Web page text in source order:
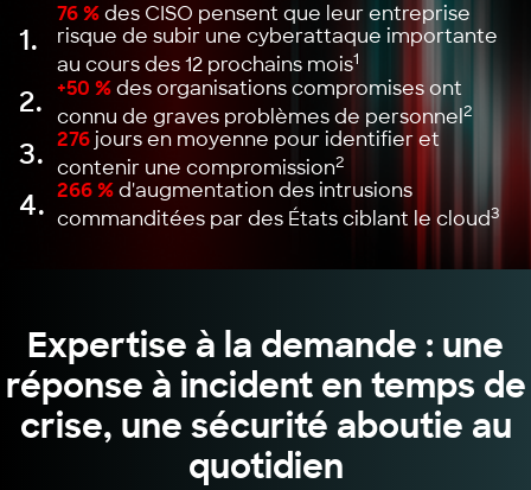
1.
76 %des CISO pensent que leur entreprise
risque de subir une cyberattaque importante
au cours des 12 prochains mois1
2. +50 %des organisations compromises ont
connu de graves problèmes de personnel 2
3. 276 jours en moyenne pour identifier et
contenir une compromission2
4. 266 %d'augmentation des intrusions
commanditées par des États ciblant le cloud3
Expertise à la demande : une
réponse à incident en temps de
crise, une sécurité aboutie au
quotidien